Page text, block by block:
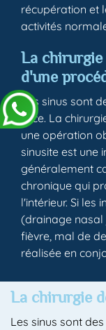
récupération et
activités
La
d'une
Les sinus sont
face. La
une opération
sinusite est une
généralement
chronique qui
l'intérieur. Si les
(drainage nasal
fièvre, mal de
réalisée en
La chirurgie
Les sinus sont